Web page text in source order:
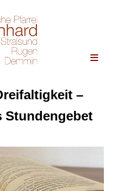
–
Stundengebet